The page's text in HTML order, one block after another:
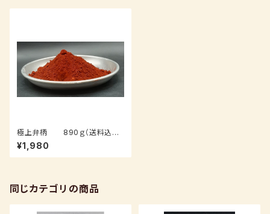
極上弁柄 890ｇ（送料込み：
クロネコパケット）
¥1,980
同じカテゴリの商品